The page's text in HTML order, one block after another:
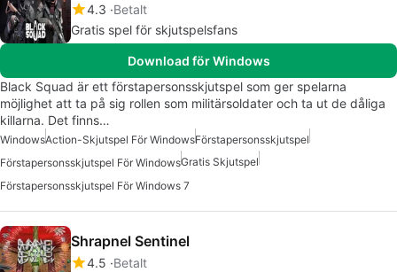
4.3 Betalt
Gratis spel för skjutspelsfans
Download för Windows
Black Squad är ett förstapersonsskjutspel som ger spelarna
möjlighet att ta på sig rollen som militärsoldater och ta ut de dåliga
killarna. Det finns…
WindowsAction-Skjutspel För WindowsFörstapersonsskjutspel
Förstapersonsskjutspel För WindowsGratis Skjutspel
Förstapersonsskjutspel För Windows 7
Shrapnel Sentinel
4.5 Betalt